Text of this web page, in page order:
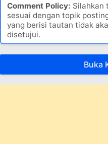
Comment Policy: Silahkan
sesuai dengan topik
yang berisi tautan tidak
disetujui.
Buka